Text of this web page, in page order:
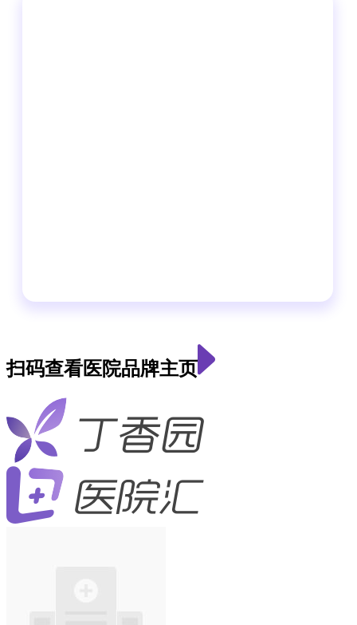
扫码查看医院品牌主页